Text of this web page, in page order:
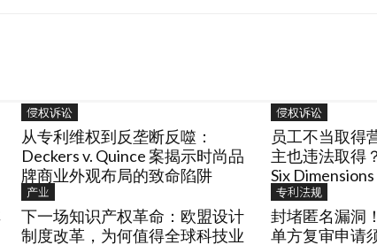
侵权诉讼
从专利维权到反垄断反噬：
Deckers v. Quince 案揭示时尚品
牌商业外观布局的致命陷阱
侵权诉讼
员工不当取得
主也违法取得
Six
产业
下一场知识产权革命：欧盟设计
制度改革，为何值得全球科技业
专利法规
封堵匿名漏洞
单方复审申请